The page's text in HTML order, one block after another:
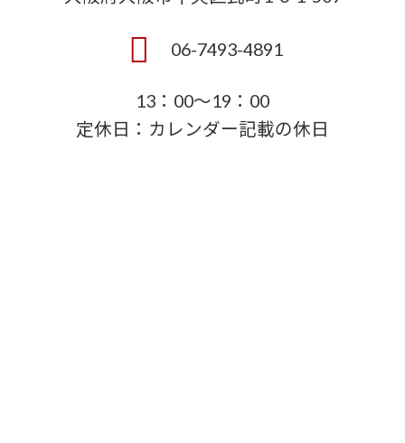
06-7493-4891
13：00～19：00
定休日：カレンダー記載の休日